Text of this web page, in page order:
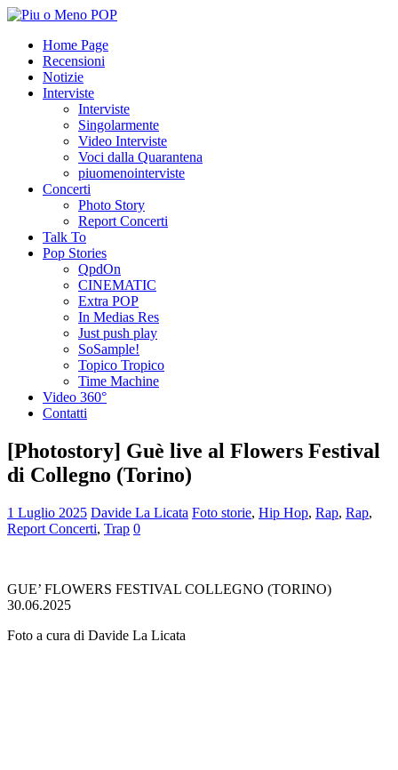
Home Page
Recensioni
Notizie
Interviste
Interviste
Singolarmente
Video Interviste
Voci dalla Quarantena
piuomenointerviste
Concerti
Photo Story
Report Concerti
Talk To
Pop Stories
QpdOn
CINEMATIC
Extra POP
In Medias Res
Just push play
SoSample!
Topico Tropico
Time Machine
Video 360°
Contatti
[Photostory] Guè live al Flowers Festival
di Collegno (Torino)
1 Luglio 2025 Davide La Licata Foto storie, Hip Hop, Rap, Rap,
Report Concerti, Trap 0
GUE’ FLOWERS FESTIVAL COLLEGNO (TORINO)
30.06.2025
Foto a cura di Davide La Licata